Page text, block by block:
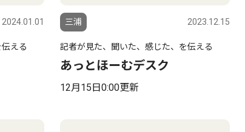
2024.01.01
える
三浦 2023.12.15
記者が見た、聞いた、感じた、を伝える
あっとほーむデスク
12月15日0:00更新